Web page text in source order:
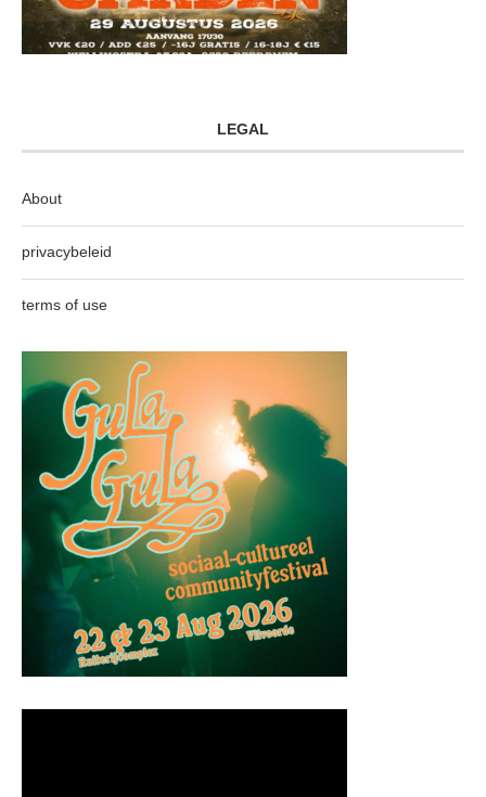
LEGAL
About
privacybeleid
terms of use